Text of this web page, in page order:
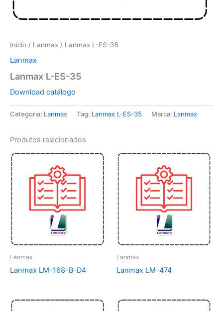
Início / Lanmax / Lanmax L-ES-35
Lanmax
Lanmax L-ES-35
Download catálogo
Categoria: Lanmax Tag: Lanmax L-ES-35 Marca: Lanmax
Produtos relacionados
Lanmax
Lanmax LM-168-B-D4
Lanmax
Lanmax LM-474